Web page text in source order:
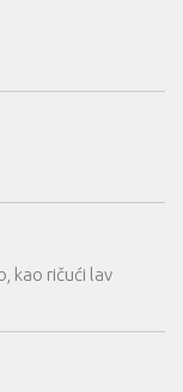
kao ričući lav